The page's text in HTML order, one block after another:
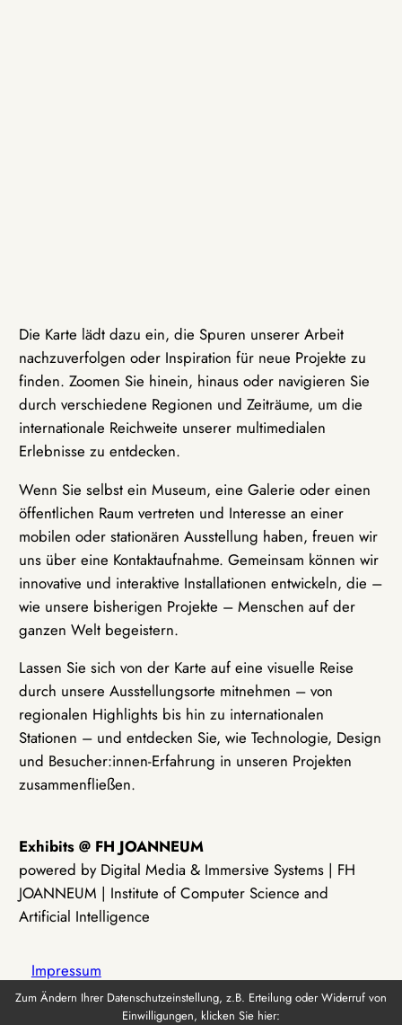
Die Karte lädt dazu ein, die Spuren unserer Arbeit
nachzuverfolgen oder Inspiration für neue Projekte zu
finden. Zoomen Sie hinein, hinaus oder navigieren Sie
durch verschiedene Regionen und Zeiträume, um die
internationale Reichweite unserer multimedialen
Erlebnisse zu entdecken.
Wenn Sie selbst ein Museum, eine Galerie oder einen
öffentlichen Raum vertreten und Interesse an einer
mobilen oder stationären Ausstellung haben, freuen wir
uns über eine Kontaktaufnahme. Gemeinsam können wir
innovative und interaktive Installationen entwickeln, die –
wie unsere bisherigen Projekte – Menschen auf der
ganzen Welt begeistern.
Lassen Sie sich von der Karte auf eine visuelle Reise
durch unsere Ausstellungsorte mitnehmen – von
regionalen Highlights bis hin zu internationalen
Stationen – und entdecken Sie, wie Technologie, Design
und Besucher:innen-Erfahrung in unseren Projekten
zusammenfließen.
Exhibits @ FH JOANNEUM
powered by Digital Media & Immersive Systems | FH
JOANNEUM | Institute of Computer Science and
Artificial Intelligence
Impressum
Zum Ändern Ihrer Datenschutzeinstellung, z.B. Erteilung oder Widerruf von
Einwilligungen, klicken Sie hier: